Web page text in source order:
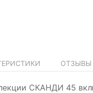
ОТЗЫВЫ
СКАНДИ 45